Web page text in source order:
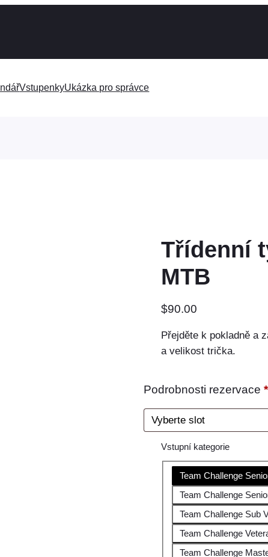
VstupenkyUkázka pro správce
Třídenní
MTB
$90.00
Přejděte k pokladně a
a velikost trička.
Podrobnosti rezervace *
Vstupní kategorie
Team Challenge
Team Challenge
Team Challenge Sub
Team Challenge
Team Challenge